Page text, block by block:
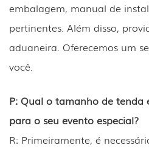
embalagem, manual de
pertinentes. Além disso,
aduaneira. Oferecemos um
você.
P: Qual o tamanho de tenda
para o seu evento especial?
R: Primeiramente, é